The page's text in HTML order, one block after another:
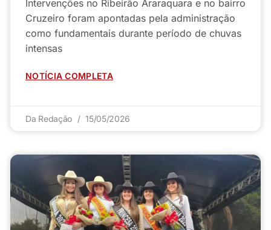
Intervenções no Ribeirão Araraquara e no bairro
Cruzeiro foram apontadas pela administração
como fundamentais durante período de chuvas
intensas
NOTÍCIA COMPLETA
Da Redação 15/05/2026